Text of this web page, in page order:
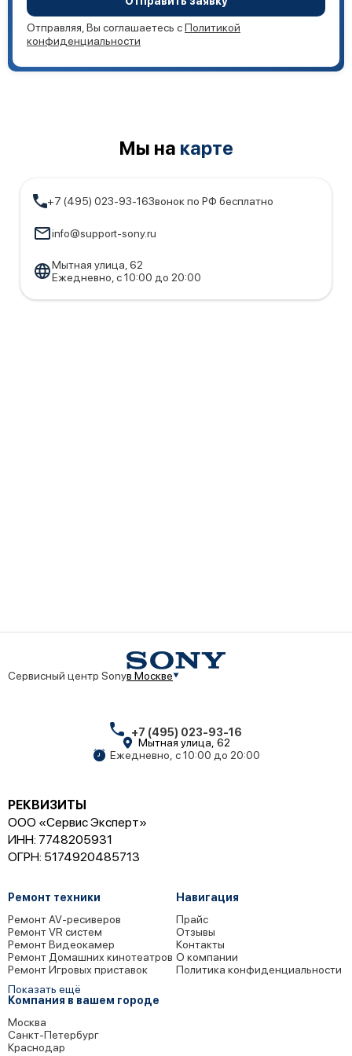
информацию о дальнейших этапах.
Отправляя, Вы соглашаетесь сПолитикой
конфиденциальности
Мы на карте
+7 (495) 023-93-16Звонок по РФ бесплатно
info@support-sony.ru
Мытная улица, 62
Ежедневно, с 10:00 до 20:00
Сервисный центр Sonyв Москве
+7 (495) 023-93-16
Мытная улица, 62
Ежедневно, с 10:00 до 20:00
РЕКВИЗИТЫ
ООО «Сервис Эксперт»
ИНН: 7748205931
ОГРН: 5174920485713
Ремонт техники
Ремонт AV-ресиверов
Ремонт VR систем
Ремонт Видеокамер
Ремонт Домашних кинотеатров
Ремонт Игровых приставок
Показать ещё
Компания в вашем городе
Москва
Санкт-Петербург
Краснодар
Навигация
Прайс
Отзывы
Контакты
О компании
Политика конфиденциальности